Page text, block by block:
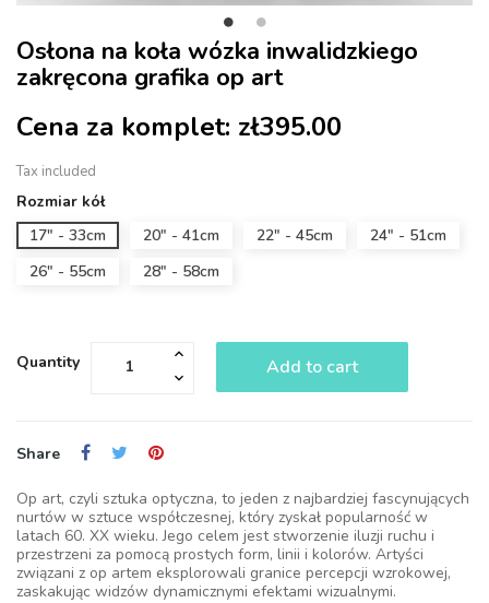
Osłona na koła wózka inwalidzkiego
zakręcona grafika op art
Cena za komplet: zł395.00
Tax included
Rozmiar kół
17" - 33cm
20" - 41cm 22" - 45cm
24" - 51cm
26" - 55cm
28" - 58cm
Quantity Add to cart
Share
Op art, czyli sztuka optyczna, to jeden z najbardziej fascynujących
nurtów w sztuce współczesnej, który zyskał popularność w
latach 60. XX wieku. Jego celem jest stworzenie iluzji ruchu i
przestrzeni za pomocą prostych form, linii i kolorów. Artyści
związani z op artem eksplorowali granice percepcji wzrokowej,
zaskakując widzów dynamicznymi efektami wizualnymi.